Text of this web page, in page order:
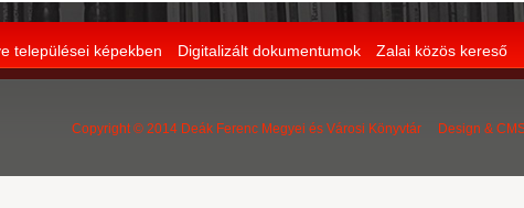
települései képekben Digitalizált dokumentumok Zalai közös kereső
Copyright © 2014 Deák Ferenc Megyei és Városi Könyvtár Design &